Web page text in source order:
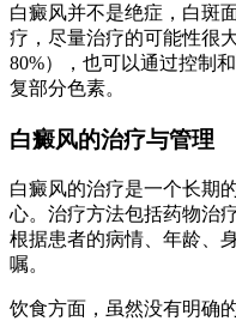
白癜风并不是绝症，白斑
疗，尽量治疗的可能性很
80%），也可以通过控制
复部分色素。
白癜风的治疗与管理
白癜风的治疗是一个长期
心。治疗方法包括药物治
根据患者的病情、年龄、
嘱。
饮食方面，虽然没有明确